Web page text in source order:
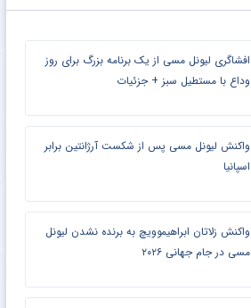
افشاگری لیونل مسی از یک برنامه بزرگ برای روز
وداع با مستطیل سبز + جزئیات
واکنش لیونل مسی پس از شکست آرژانتین برابر
اسپانیا
واکنش زلاتان ابراهیموویچ به برنده نشدن لیونل
مسی در جام جهانی ۲۰۲۶